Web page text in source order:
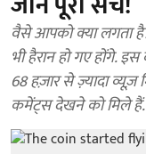
वैसे आपको क्या लगता
भी हैरान हो गए होंगे. इस
68 हज़ार से ज़्यादा
कमेंट्स देखने को मिले हैं.